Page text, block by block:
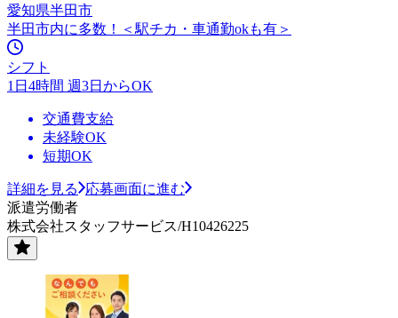
愛知県半田市
半田市内に多数！＜駅チカ・車通勤okも有＞
シフト
1日4時間 週3日からOK
交通費支給
未経験OK
短期OK
詳細を見る
応募画面に進む
派遣労働者
株式会社スタッフサービス/H10426225